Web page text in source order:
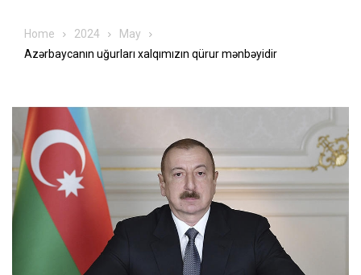
Home 2024
May
Azərbaycanın uğurları xalqımızın qürur mənbəyidir